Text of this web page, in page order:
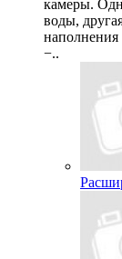
камеры.
воды,
наполнения
−..